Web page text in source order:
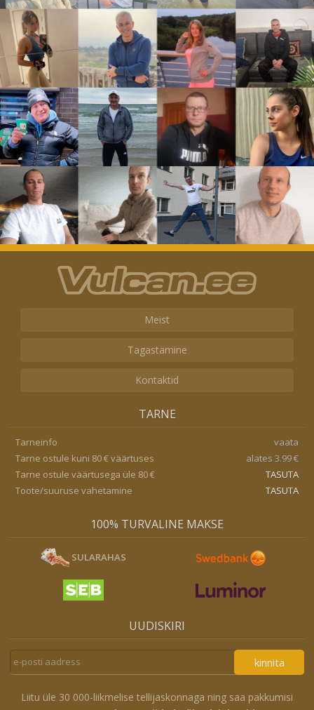
Meist
Tagastamine
Kontaktid
TARNE
Tarneinfo
vaata
Tarne ostule kuni 80 € väärtuses
alates 3.99 €
Tarne ostule väärtusega üle 80 €
TASUTA
Toote/suuruse vahetamine
TASUTA
100% TURVALINE MAKSE
SULARAHAS
UUDISKIRI
kinnita
Liitu üle 30 000-liikmelise tellijaskonnaga ning saa pakkumisi